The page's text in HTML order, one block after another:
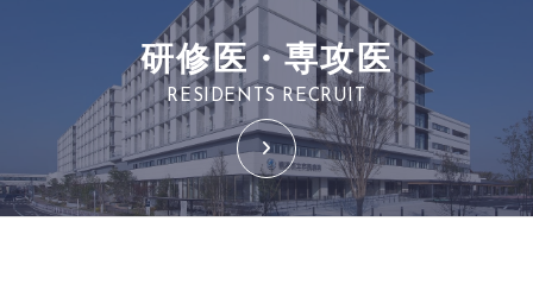
研修医・専攻医
RESIDENTS RECRUIT